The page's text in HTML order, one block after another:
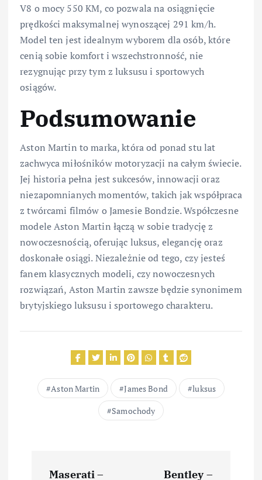
V8 o mocy 550 KM, co pozwala na osiągnięcie
prędkości maksymalnej wynoszącej 291 km/h.
Model ten jest idealnym wyborem dla osób, które
cenią sobie komfort i wszechstronność, nie
rezygnując przy tym z luksusu i sportowych
osiągów.
Podsumowanie
Aston Martin to marka, która od ponad stu lat
zachwyca miłośników motoryzacji na całym świecie.
Jej historia pełna jest sukcesów, innowacji oraz
niezapomnianych momentów, takich jak współpraca
z twórcami filmów o Jamesie Bondzie. Współczesne
modele Aston Martin łączą w sobie tradycję z
nowoczesnością, oferując luksus, elegancję oraz
doskonałe osiągi. Niezależnie od tego, czy jesteś
fanem klasycznych modeli, czy nowoczesnych
rozwiązań, Aston Martin zawsze będzie synonimem
brytyjskiego luksusu i sportowego charakteru.
Aston Martin James Bond
luksus
Samochody
Maserati –
Bentley –